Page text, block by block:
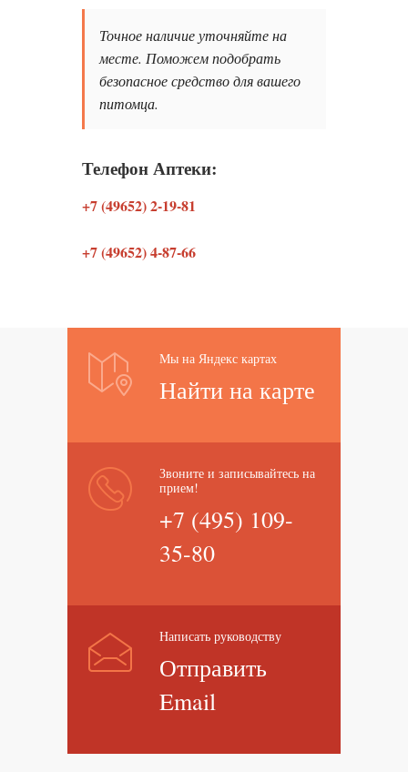
Точное наличие уточняйте на
месте. Поможем подобрать
безопасное средство для вашего
питомца.
Телефон Аптеки:
+7 (49652) 2-19-81
+7 (49652) 4-87-66
Мы на Яндекс картах
Найти на карте
Звоните и записывайтесь на
прием!
+7 (495) 109-
35-80
Написать руководству
Отправить
Email